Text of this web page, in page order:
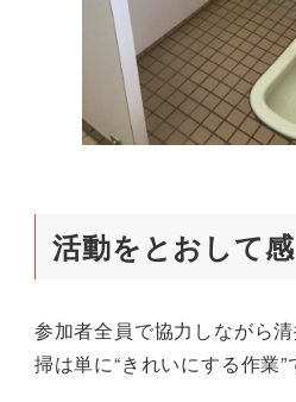
活動をとおして
参加者全員で協力しながら
掃は単に“きれいにする作業”